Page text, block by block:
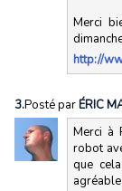
Merci
http://
3.Posté parÉRIC
Merci à
robot
que